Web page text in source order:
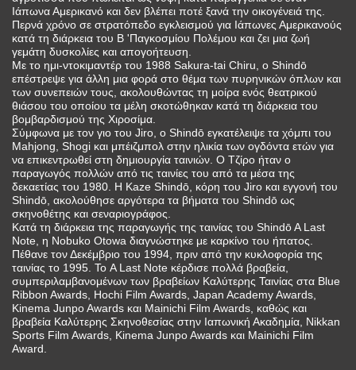
Ιάπωνα Αμερικανό και δεν βλέπει ποτέ ξανά την οικογένειά της.
Περνά χρόνο σε στρατόπεδο εγκλεισμού για Ιάπωνες Αμερικανούς
κατά τη διάρκεια του Β 'Παγκοσμίου Πολέμου και ζει μια ζωή
γεμάτη δυσκολίες και απογοήτευση.
Με το ημι-ντοκιμαντέρ του 1988 Sakura-tai Chiru, ο Shindō
επέστρεψε για άλλη μια φορά στο θέμα των πυρηνικών όπλων και
των συνεπειών τους, ακολουθώντας τη μοίρα ενός θεατρικού
θιάσου του οποίου τα μέλη σκοτώθηκαν κατά τη διάρκεια του
βομβαρδισμού της Χιροσίμα.
Σύμφωνα με τον γιο του Jiro, ο Shindō εγκατέλειψε τα χόμπι του
Mahjong, Shogi και μπέιζμπολ στην ηλικία των ογδόντα ετών για
να επικεντρωθεί στη δημιουργία ταινιών. Ο Τζίρο ήταν ο
παραγωγός πολλών από τις ταινίες του από τα μέσα της
δεκαετίας του 1980. Η Kaze Shindō, κόρη του Jiro και εγγονή του
Shindō, ακολούθησε αργότερα τα βήματα του Shindō ως
σκηνοθέτης και σεναριογράφος.
Κατά τη διάρκεια της παραγωγής της ταινίας του Shindō A Last
Note, η Nobuko Otowa διαγνώστηκε με καρκίνο του ήπατος.
Πέθανε τον Δεκέμβριο του 1994, πριν από την κυκλοφορία της
ταινίας το 1995. Το A Last Note κέρδισε πολλά βραβεία,
συμπεριλαμβανομένων των βραβείων Καλύτερης Ταινίας στα Blue
Ribbon Awards, Hochi Film Awards, Japan Academy Awards,
Kinema Junpo Awards και Mainichi Film Awards, καθώς και
βραβεία Καλύτερης Σκηνοθεσίας στην Ιαπωνική Ακαδημία, Nikkan
Sports Film Awards, Kinema Junpo Awards και Mainichi Film
Award.